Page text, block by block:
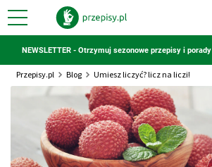
NEWSLETTER - Otrzymuj sezonowe przepisy i porady
Przepisy.pl Blog Umiesz liczyć? licz na liczi!